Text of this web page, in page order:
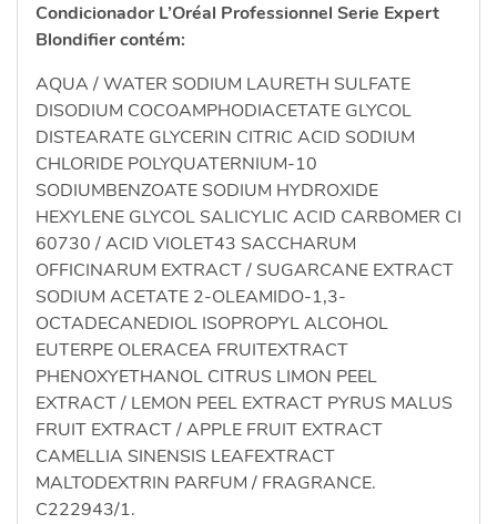
Condicionador L’Oréal Professionnel Serie Expert
Blondifier contém:
AQUA / WATER SODIUM LAURETH SULFATE
DISODIUM COCOAMPHODIACETATE GLYCOL
DISTEARATE GLYCERIN CITRIC ACID SODIUM
CHLORIDE POLYQUATERNIUM-10
SODIUMBENZOATE SODIUM HYDROXIDE
HEXYLENE GLYCOL SALICYLIC ACID CARBOMER CI
60730 / ACID VIOLET43 SACCHARUM
OFFICINARUM EXTRACT / SUGARCANE EXTRACT
SODIUM ACETATE 2-OLEAMIDO-1,3-
OCTADECANEDIOL ISOPROPYL ALCOHOL
EUTERPE OLERACEA FRUITEXTRACT
PHENOXYETHANOL CITRUS LIMON PEEL
EXTRACT / LEMON PEEL EXTRACT PYRUS MALUS
FRUIT EXTRACT / APPLE FRUIT EXTRACT
CAMELLIA SINENSIS LEAFEXTRACT
MALTODEXTRIN PARFUM / FRAGRANCE.
C222943/1.